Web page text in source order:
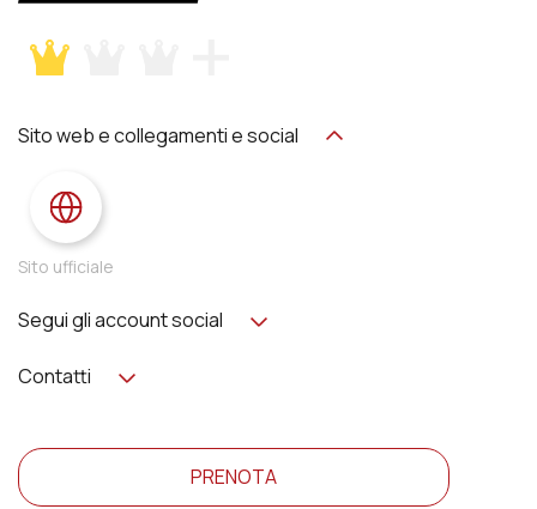
Sito web e collegamenti e social
Sito ufficiale
Segui gli account social
Contatti
PRENOTA